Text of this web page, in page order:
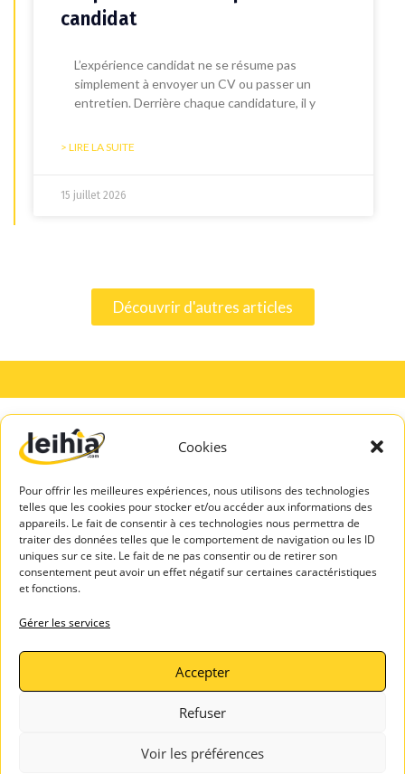
Cookies
Pour offrir les meilleures expériences, nous utilisons des technologies
telles que les cookies pour stocker et/ou accéder aux informations des
appareils. Le fait de consentir à ces technologies nous permettra de
traiter des données telles que le comportement de navigation ou les ID
uniques sur ce site. Le fait de ne pas consentir ou de retirer son
consentement peut avoir un effet négatif sur certaines caractéristiques
et fonctions.
Gérer les services
Accepter
Refuser
Voir les préférences
candidat
L’expérience candidat ne se résume pas
simplement à envoyer un CV ou passer un
entretien. Derrière chaque candidature, il y
> LIRE LA SUITE
15 juillet 2026
Découvrir d'autres articles
A PROPOS
Mentions légales
Politique de
confidentialité
Blog Leihia
Espace Candidats
Leihia – Bilan de
compétences
Leihia – Coaching
Contactez-